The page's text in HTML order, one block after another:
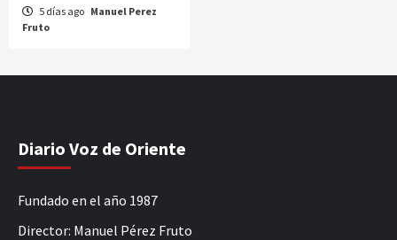
5 días ago Manuel Perez
Fruto
Diario Voz de Oriente
Fundado en el año 1987
Director: Manuel Pérez Fruto